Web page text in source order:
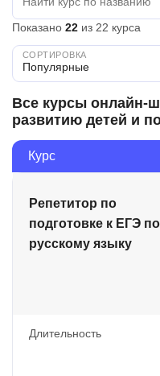
Показано 22 из 22 курса
Популярные
Все курсы онлайн-
развитию детей и
Курс
Репетитор по
подготовке к ЕГЭ по
русскому языку
Длительность
Детям
Акции и промокоды
Рейтинг онлайн-